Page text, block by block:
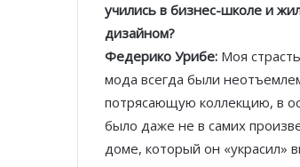
учились в бизнес-школе и
дизайном?
Федерико Урибе: Моя
мода всегда были
потрясающую коллекцию, в
было даже не в самих
доме, который он «украсил»